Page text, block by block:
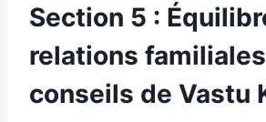
Section 5 :
relations
conseils de Vastu